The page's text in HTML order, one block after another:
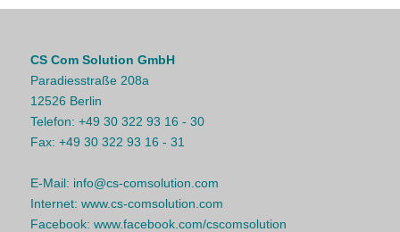
CS Com Solution GmbH
Paradiesstraße 208a
12526 Berlin
Telefon: +49 30 322 93 16 - 30
Fax: +49 30 322 93 16 - 31
E-Mail: info@cs-comsolution.com
Internet: www.cs-comsolution.com
Facebook: www.facebook.com/cscomsolution